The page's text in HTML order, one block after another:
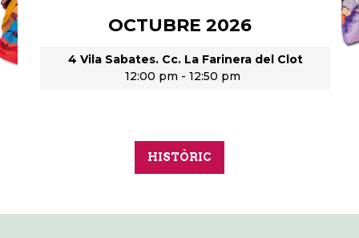
OCTUBRE 2026
4 Vila Sabates. Cc. La Farinera del Clot
12:00 pm - 12:50 pm
HISTÒRIC